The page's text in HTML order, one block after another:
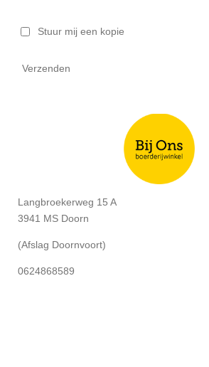
Stuur mij een kopie
Verzenden
Langbroekerweg 15 A
3941 MS Doorn
(Afslag Doornvoort)
0624868589